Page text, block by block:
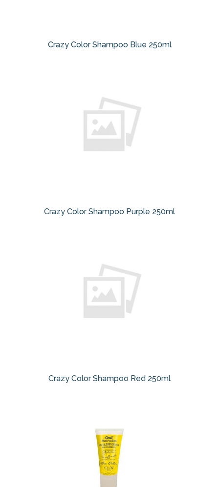
Crazy Color Shampoo Blue 250ml
Crazy Color Shampoo Purple 250ml
Crazy Color Shampoo Red 250ml